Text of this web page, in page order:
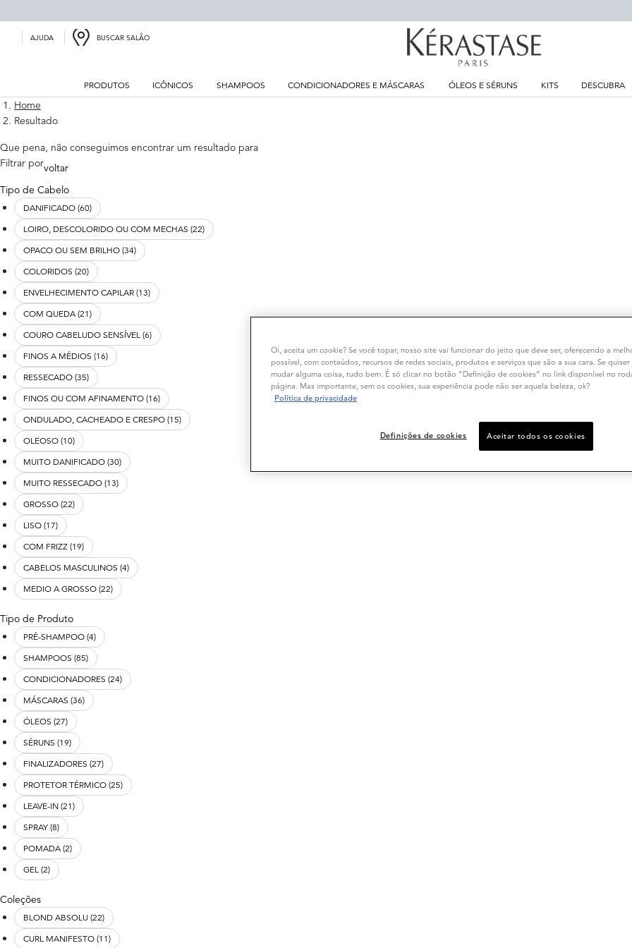
AJUDA BUSCAR SALÃO
PRODUTOS ICÔNICOS SHAMPOOS CONDICIONADORES E MÁSCARAS ÓLEOS E SÉRUNS KITS DESCUBRA
Main content
Home
Resultado
Que pena, não conseguimos encontrar um resultado para
Refinements menu
Filtrar porvoltar
Tipo de Cabelo
DANIFICADO (60)
LOIRO, DESCOLORIDO OU COM MECHAS (22)
OPACO OU SEM BRILHO (34)
COLORIDOS (20)
ENVELHECIMENTO CAPILAR (13)
COM QUEDA (21)
COURO CABELUDO SENSÍVEL (6)
FINOS A MÉDIOS (16)
RESSECADO (35)
FINOS OU COM AFINAMENTO (16)
ONDULADO, CACHEADO E CRESPO (15)
OLEOSO (10)
MUITO DANIFICADO (30)
MUITO RESSECADO (13)
GROSSO (22)
LISO (17)
COM FRIZZ (19)
CABELOS MASCULINOS (4)
MEDIO A GROSSO (22)
Tipo de Produto
PRÉ-SHAMPOO (4)
SHAMPOOS (85)
CONDICIONADORES (24)
MÁSCARAS (36)
ÓLEOS (27)
SÉRUNS (19)
FINALIZADORES (27)
PROTETOR TÉRMICO (25)
LEAVE-IN (21)
SPRAY (8)
POMADA (2)
GEL (2)
Coleções
BLOND ABSOLU (22)
CURL MANIFESTO (11)
Oi, aceita um cookie? Se você topar, nosso site vai funcionar do jeito que deve ser, oferecendo a
possível, com conteúdos, recursos de redes sociais, produtos e serviços que são a sua cara. Se
mudar alguma coisa, tudo bem. É só clicar no botão “Definição de cookies” no link disponível no
página. Mas importante, sem os cookies, sua experiência pode não ser aquela beleza, ok?
Política de privacidade
Definições de cookies Aceitar todos os cookies